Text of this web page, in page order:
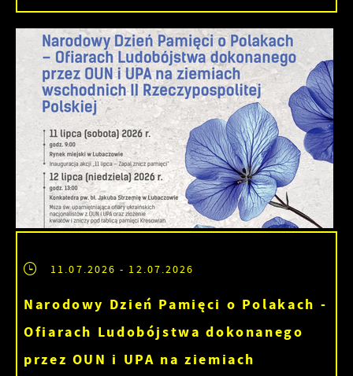
11.07.2026 - 12.07.2026
Narodowy Dzień Pamięci o Polakach -
Ofiarach Ludobójstwa dokonanego
przez OUN i UPA na ziemiach